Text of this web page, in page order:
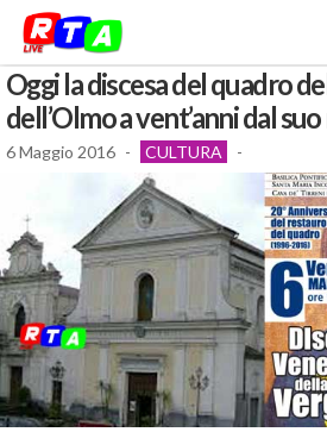
Oggi la discesa del quadro
dell’Olmo a vent’anni dal
6 Maggio 2016 - CULTURA -